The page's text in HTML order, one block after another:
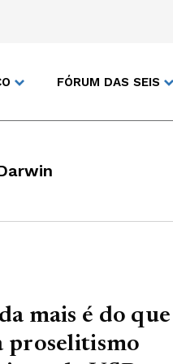
FÓRUM DAS SEIS
mais é do que
proselitismo